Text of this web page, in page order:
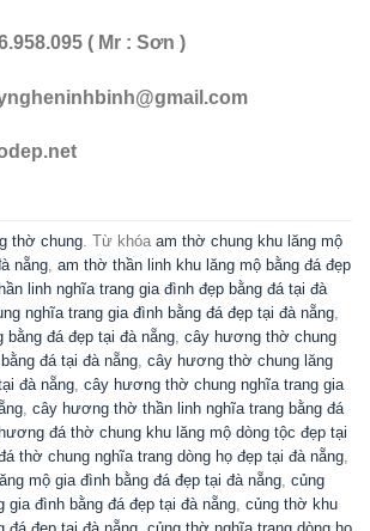
( Mr : Sơn )
thờ chung . Từ khóa am thờ chung khu lăng mộ
nẵng am thờ thần linh khu lăng mộ bằng đá đẹp
linh nghĩa trang gia đình đẹp bằng đá tại đà
nghĩa trang gia đình bằng đá đẹp tại đà nẵng
đá đẹp tại đà nẵng cây hương thờ chung
đá tại đà nẵng cây hương thờ chung lăng
đà nẵng cây hương thờ chung nghĩa trang gia
cây hương thờ thần linh nghĩa trang bằng đá
đá thờ chung khu lăng mộ dòng tộc đẹp tại
thờ chung nghĩa trang dòng họ đẹp tại đà nẵng
mộ gia đình bằng đá đẹp tại đà nẵng củng
gia đình bằng đá đẹp tại đà nẵng củng thờ khu